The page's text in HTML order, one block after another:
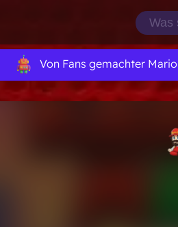
Von Fans gemachter Mario